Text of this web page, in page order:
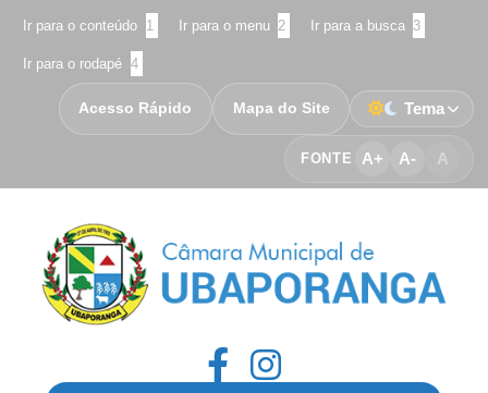
Ir para o conteúdo 1 Ir para o menu 2 Ir para a busca 3
Ir para o rodapé 4
FONTE A+ A- A
Acesso Rápido Mapa do Site Tema